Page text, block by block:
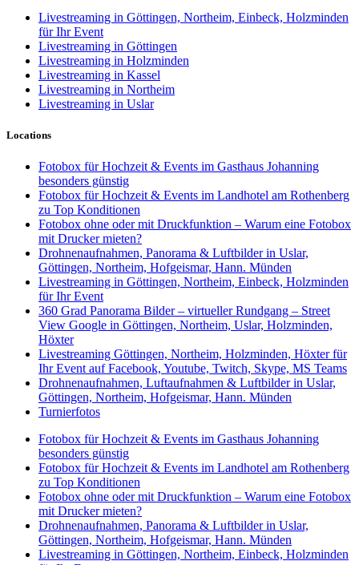
Livestreaming in Göttingen, Northeim, Einbeck, Holzminden
für Ihr Event
Livestreaming in Göttingen
Livestreaming in Holzminden
Livestreaming in Kassel
Livestreaming in Northeim
Livestreaming in Uslar
Locations
Fotobox für Hochzeit & Events im Gasthaus Johanning
besonders günstig
Fotobox für Hochzeit & Events im Landhotel am Rothenberg
zu Top Konditionen
Fotobox ohne oder mit Druckfunktion – Warum eine Fotobox
mit Drucker mieten?
Drohnenaufnahmen, Panorama & Luftbilder in Uslar,
Göttingen, Northeim, Hofgeismar, Hann. Münden
Livestreaming in Göttingen, Northeim, Einbeck, Holzminden
für Ihr Event
360 Grad Panorama Bilder – virtueller Rundgang – Street
View Google in Göttingen, Northeim, Uslar, Holzminden,
Höxter
Livestreaming Göttingen, Northeim, Holzminden, Höxter für
Ihr Event auf Facebook, Youtube, Twitch, Skype, MS Teams
Drohnenaufnahmen, Luftaufnahmen & Luftbilder in Uslar,
Göttingen, Northeim, Hofgeismar, Hann. Münden
Turnierfotos
Fotobox für Hochzeit & Events im Gasthaus Johanning
besonders günstig
Fotobox für Hochzeit & Events im Landhotel am Rothenberg
zu Top Konditionen
Fotobox ohne oder mit Druckfunktion – Warum eine Fotobox
mit Drucker mieten?
Drohnenaufnahmen, Panorama & Luftbilder in Uslar,
Göttingen, Northeim, Hofgeismar, Hann. Münden
Livestreaming in Göttingen, Northeim, Einbeck, Holzminden